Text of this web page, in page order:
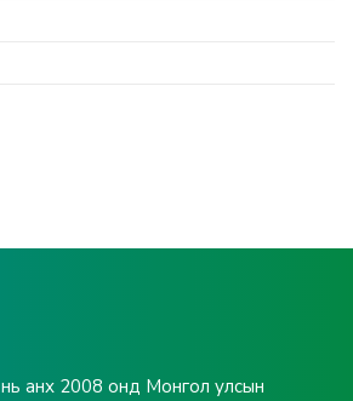
анх 2008 онд Монгол улсын